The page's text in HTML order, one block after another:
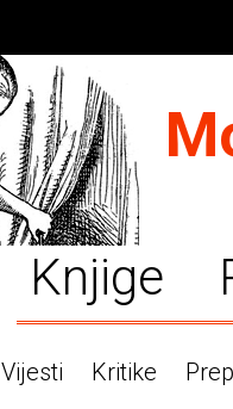
Knjige
Vijesti Kritike